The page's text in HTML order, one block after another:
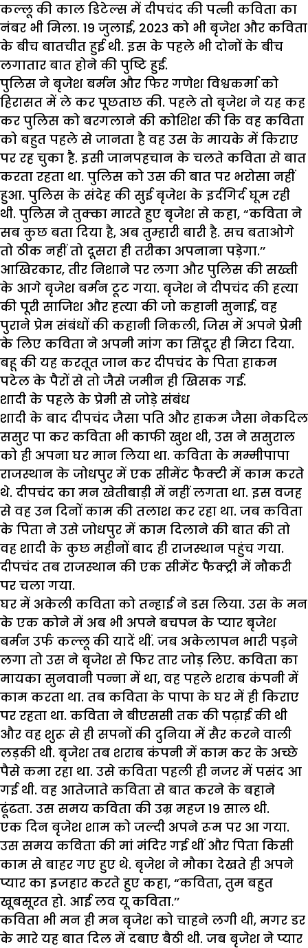
कल्लू की काल डिटेल्स में दीपचंद की पत्नी कविता का
नंबर भी मिला. 19 जुलाई, 2023 को भी बृजेश और कविता
के बीच बातचीत हुई थी. इस के पहले भी दोनों के बीच
लगातार बात होने की पुष्टि हुई.
पुलिस ने बृजेश बर्मन और फिर गणेश विश्वकर्मा को
हिरासत में ले कर पूछताछ की. पहले तो बृजेश ने यह कह
कर पुलिस को बरगलाने की कोशिश की कि वह कविता
को बहुत पहले से जानता है वह उस के मायके में किराए
पर रह चुका है. इसी जानपहचान के चलते कविता से बात
करता रहता था. पुलिस को उस की बात पर भरोसा नहीं
हुआ. पुलिस के संदेह की सुई बृजेश के इर्दगिर्द घूम रही
थी. पुलिस ने तुक्का मारते हुए बृजेश से कहा, “कविता ने
सब कुछ बता दिया है, अब तुम्हारी बारी है. सच बताओगे
तो ठीक नहीं तो दूसरा ही तरीका अपनाना पड़ेगा.’’
आखिरकार, तीर निशाने पर लगा और पुलिस की सख्ती
के आगे बृजेश बर्मन टूट गया. बृजेश ने दीपचंद की हत्या
की पूरी साजिश और हत्या की जो कहानी सुनाई, वह
पुराने प्रेम संबंधों की कहानी निकली, जिस में अपने प्रेमी
के लिए कविता ने अपनी मांग का सिंदूर ही मिटा दिया.
बहू की यह करतूत जान कर दीपचंद के पिता हाकम
पटेल के पैरों से तो जैसे जमीन ही खिसक गई.
शादी के पहले के प्रेमी से जोड़े संबंध
शादी के बाद दीपचंद जैसा पति और हाकम जैसा नेकदिल
ससुर पा कर कविता भी काफी खुश थी, उस ने ससुराल
को ही अपना घर मान लिया था. कविता के मम्मीपापा
राजस्थान के जोधपुर में एक सीमेंट फैक्टी में काम करते
थे. दीपचंद का मन खेतीबाड़ी में नहीं लगता था. इस वजह
से वह उन दिनों काम की तलाश कर रहा था. जब कविता
के पिता ने उसे जोधपुर में काम दिलाने की बात की तो
वह शादी के कुछ महीनों बाद ही राजस्थान पहुंच गया.
दीपचंद तब राजस्थान की एक सीमेंट फैक्ट्री में नौकरी
पर चला गया.
घर में अकेली कविता को तन्हाई ने डस लिया. उस के मन
के एक कोने में अब भी अपने बचपन के प्यार बृजेश
बर्मन उर्फ कल्लू की यादें थीं. जब अकेलापन भारी पड़ने
लगा तो उस ने बृजेश से फिर तार जोड़ लिए. कविता का
मायका सुनवानी पन्ना में था, वह पहले शराब कंपनी में
काम करता था. तब कविता के पापा के घर में ही किराए
पर रहता था. कविता ने बीएससी तक की पढ़ाई की थी
और वह शुरू से ही सपनों की दुनिया में सैर करने वाली
लड़की थी. बृजेश तब शराब कंपनी में काम कर के अच्छे
पैसे कमा रहा था. उसे कविता पहली ही नजर में पसंद आ
गई थी. वह आतेजाते कविता से बात करने के बहाने
ढूंढता. उस समय कविता की उम्र महज 19 साल थी.
एक दिन बृजेश शाम को जल्दी अपने रूम पर आ गया.
उस समय कविता की मां मंदिर गई थीं और पिता किसी
काम से बाहर गए हुए थे. बृजेश ने मौका देखते ही अपने
प्यार का इजहार करते हुए कहा, “कविता, तुम बहुत
खूबसूरत हो. आई लव यू कविता.’’
कविता भी मन ही मन बृजेश को चाहने लगी थी, मगर डर
के मारे यह बात दिल में दबाए बैठी थी. जब बृजेश ने प्यार